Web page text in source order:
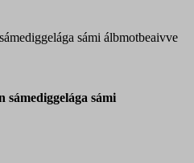
sámi álbmotbeaivve
sámediggelága sámi